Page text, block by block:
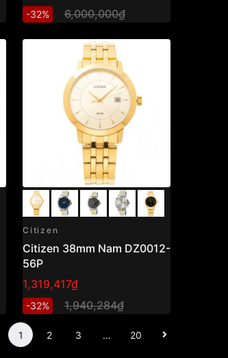
-32% 6,000,000₫
Citizen
Citizen 38mm Nam DZ0012-
56P
1,319,417₫
-32% 1,940,284₫
1 2 3 … 20